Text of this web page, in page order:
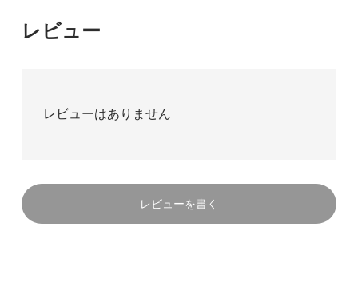
レビュー
レビューはありません
レビューを書く